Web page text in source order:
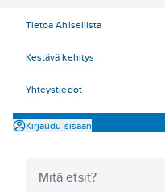
Tietoa Ahlsellista
Kestävä kehitys
Yhteystiedot
Kirjaudu sisään